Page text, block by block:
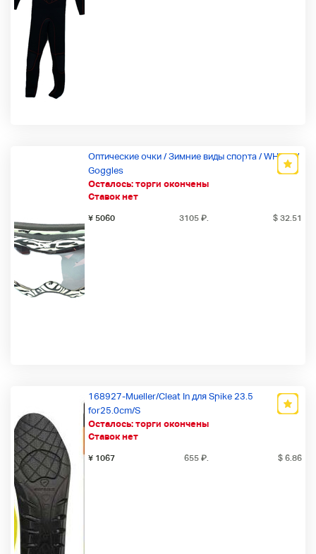
Осталось: торги окончены
Ставок нет
Оптические очки / Зимние виды спорта / WHT /if /
Goggles
¥ 5060 3105 ₽. $ 32.51
Осталось: торги окончены
Ставок нет
168927-Mueller/Cleat In для Spike 23.5
for25.0cm/S
¥ 1067 655 ₽. $ 6.86